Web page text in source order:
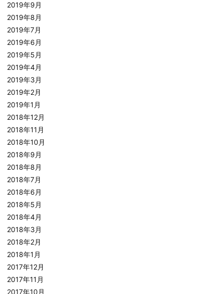
2019年9月
2019年8月
2019年7月
2019年6月
2019年5月
2019年4月
2019年3月
2019年2月
2019年1月
2018年12月
2018年11月
2018年10月
2018年9月
2018年8月
2018年7月
2018年6月
2018年5月
2018年4月
2018年3月
2018年2月
2018年1月
2017年12月
2017年11月
2017年10月